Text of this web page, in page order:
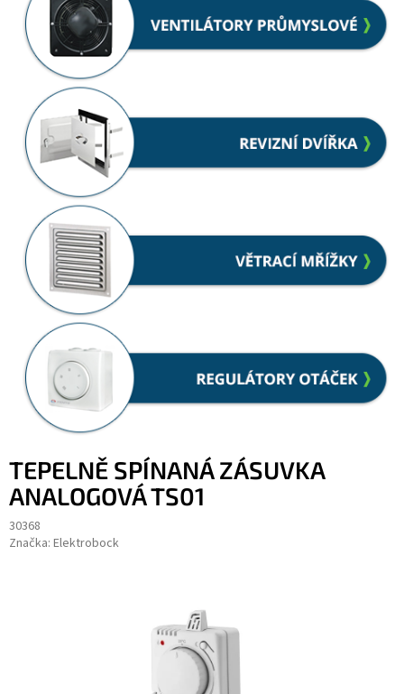
TEPELNĚ SPÍNANÁ ZÁSUVKA
ANALOGOVÁ TS01
30368
Značka: Elektrobock